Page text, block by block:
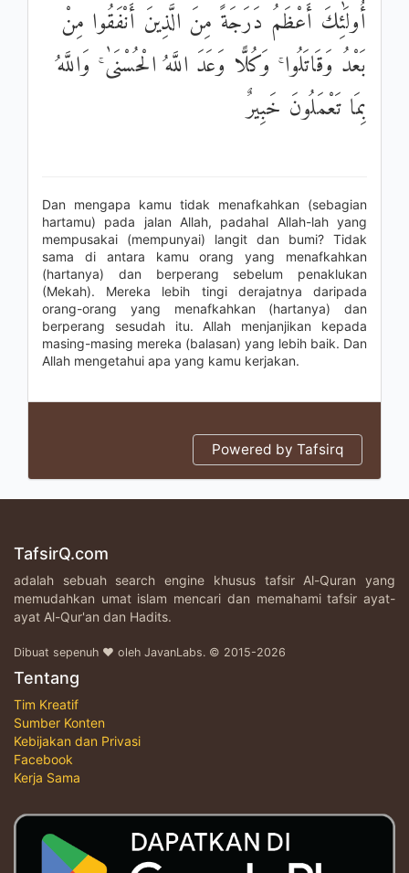
أُولَٰئِكَ أَعْظَمُ دَرَجَةً مِنَ الَّذِينَ أَنْفَقُوا مِنْ
بَعْدُ وَقَاتَلُوا ۚ وَكُلًّا وَعَدَ اللَّهُ الْحُسْنَىٰ ۚ وَاللَّهُ
بِمَا تَعْمَلُونَ خَبِيرٌ
Dan mengapa kamu tidak menafkahkan (sebagian
hartamu) pada jalan Allah, padahal Allah-lah yang
mempusakai (mempunyai) langit dan bumi? Tidak
sama di antara kamu orang yang menafkahkan
(hartanya) dan berperang sebelum penaklukan
(Mekah). Mereka lebih tingi derajatnya daripada
orang-orang yang menafkahkan (hartanya) dan
berperang sesudah itu. Allah menjanjikan kepada
masing-masing mereka (balasan) yang lebih baik. Dan
Allah mengetahui apa yang kamu kerjakan.
Powered by Tafsirq
TafsirQ.com
adalah sebuah search engine khusus tafsir Al-Quran yang
memudahkan umat islam mencari dan memahami tafsir ayat-
ayat Al-Qur'an dan Hadits.
Dibuat sepenuh ♥ oleh JavanLabs. © 2015-2026
Tentang
Tim Kreatif
Sumber Konten
Kebijakan dan Privasi
Facebook
Kerja Sama